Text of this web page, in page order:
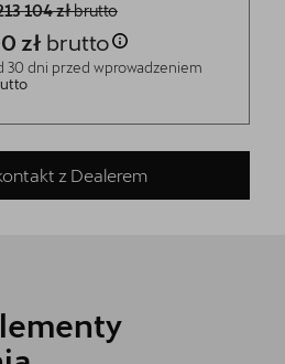
104 złbrutto
zł brutto
30 dni przed wprowadzeniem
z Dealerem